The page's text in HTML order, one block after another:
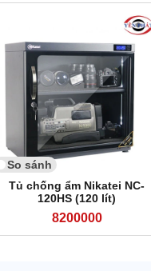
So sánh
Tủ chống ẩm Nikatei NC-
120HS (120 lít)
8200000